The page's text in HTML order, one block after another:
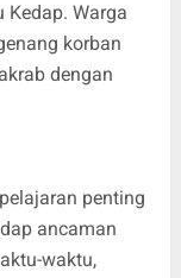
Kedap. Warga
korban
dengan
penting
ancaman
waktu,